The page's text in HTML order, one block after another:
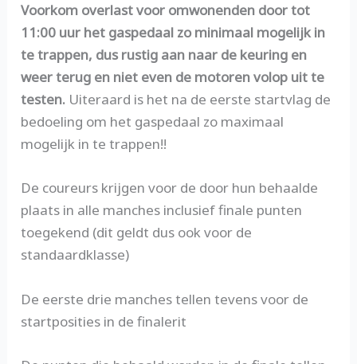
Voorkom overlast voor omwonenden door tot
11:00 uur het gaspedaal zo minimaal mogelijk in
te trappen, dus rustig aan naar de keuring en
weer terug en niet even de motoren volop uit te
testen. Uiteraard is het na de eerste startvlag de
bedoeling om het gaspedaal zo maximaal
mogelijk in te trappen!!
De coureurs krijgen voor de door hun behaalde
plaats in alle manches inclusief finale punten
toegekend (dit geldt dus ook voor de
standaardklasse)
De eerste drie manches tellen tevens voor de
startposities in de finalerit